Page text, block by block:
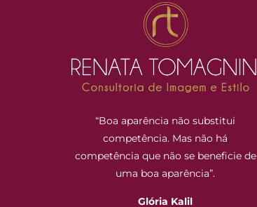
“Boa aparência não substitui
competência. Mas não há
competência que não se beneficie de
uma boa aparência”.
Glória Kalil